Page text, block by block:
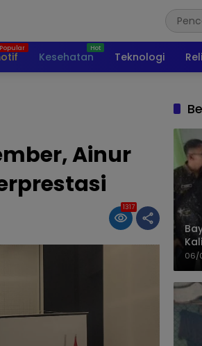
Kesehatan Teknologi
Ainur
1317
06/